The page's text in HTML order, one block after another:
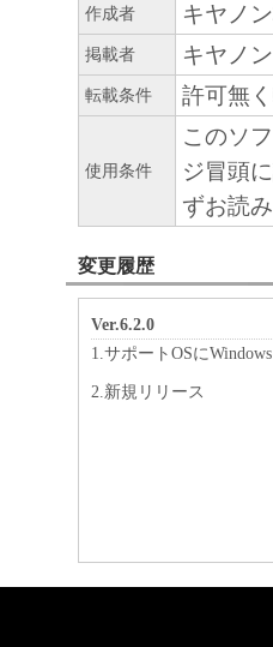
作成者 キヤノ
掲載者 キヤノ
転載条件 許可無
使用条件
このソ
ジ冒頭
ずお読
変更履歴
Ver.6.2.0
1.サポートOSに
2.新規リリース